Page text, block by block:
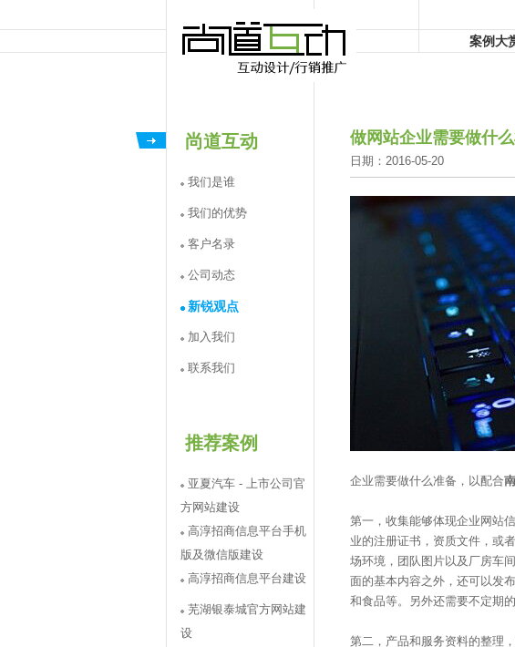
尚道互动
我们是谁
我们的优势
客户名录
公司动态
新锐观点
加入我们
联系我们
推荐案例
亚夏汽车 - 上市公司官
方网站建设
高淳招商信息平台手机
版及微信版建设
高淳招商信息平台建设
芜湖银泰城官方网站建
设
案例大
做网站企业需要做什
日期：2016-05-20
企业需要做什么准备，以配合
第一，收集能够体现企业网站
业的注册证书，资质文件，或
场环境，团队图片以及厂房车
面的基本内容之外，还可以发
和食品等。另外还需要不定期
第二，产品和服务资料的整理